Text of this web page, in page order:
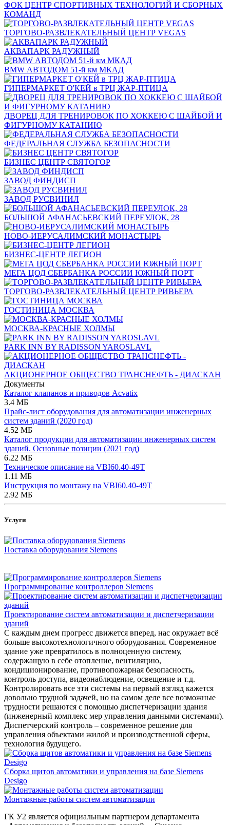
ФОК ЦЕНТР СПОРТИВНЫХ ТЕХНОЛОГИЙ И СБОРНЫХ
КОМАНД
ТОРГОВО-РАЗВЛЕКАТЕЛЬНЫЙ ЦЕНТР VEGAS
АКВАПАРК РАДУЖНЫЙ
BMW АВТОДОМ 51-й км МКАД
ГИПЕРМАРКЕТ О'КЕЙ в ТРЦ ЖАР-ПТИЦА
ДВОРЕЦ ДЛЯ ТРЕНИРОВОК ПО ХОККЕЮ С ШАЙБОЙ И
ФИГУРНОМУ КАТАНИЮ
ФЕДЕРАЛЬНАЯ СЛУЖБА БЕЗОПАСНОСТИ
БИЗНЕС ЦЕНТР СВЯТОГОР
ЗАВОД ФИНДИСП
ЗАВОД РУСВИНИЛ
БОЛЬШОЙ АФАНАСЬЕВСКИЙ ПЕРЕУЛОК, 28
НОВО-ИЕРУСАЛИМСКИЙ МОНАСТЫРЬ
БИЗНЕС-ЦЕНТР ЛЕГИОН
МЕГА ЦОД СБЕРБАНКА РОССИИ ЮЖНЫЙ ПОРТ
ТОРГОВО-РАЗВЛЕКАТЕЛЬНЫЙ ЦЕНТР РИВЬЕРА
ГОСТИНИЦА МОСКВА
МОСКВА-КРАСНЫЕ ХОЛМЫ
PARK INN BY RADISSON YAROSLAVL
АКЦИОНЕРНОЕ ОБЩЕСТВО ТРАНСНЕФТЬ - ДИАСКАН
Документы
Каталог клапанов и приводов Acvatix
3.4 МБ
Прайс-лист оборудования для автоматизации инженерных
систем зданий (2020 год)
4.52 МБ
Каталог продукции для автоматизации инженерных систем
зданий. Основные позиции (2021 год)
6.22 МБ
Техническое описание на VBI60.40-49T
1.11 МБ
Инструкция по монтажу на VBI60.40-49T
2.92 МБ
Услуги
Поставка оборудования Siemens
Программирование контроллеров Siemens
Проектирование систем автоматизации и диспетчеризации
зданий
С каждым днем прогресс движется вперед, нас окружает всё
больше высокотехнологичного оборудования. Современное
здание уже превратилось в полноценную систему,
содержащую в себе отопление, вентиляцию,
кондиционирование, противопожарная безопасность,
контроль доступа, видеонаблюдение, освещение и т.д.
Контролировать все эти системы на первый взгляд кажется
довольно трудной задачей, но на самом деле все возможные
трудности решаются с помощью диспетчеризации здания
(инженерный комплекс мер управления данными системами).
Диспетчерский контроль – современное решение для
управления объектами жилой и производственной сферы,
технология будущего.
Сборка щитов автоматики и управления на базе Siemens
Desigo
Монтажные работы систем автоматизации
ГК У2 является официальным партнером департамента